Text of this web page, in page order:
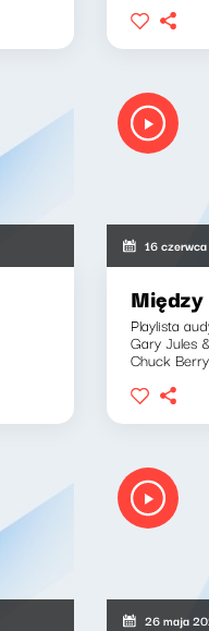
16
Playlista
Gary Jules
Chuck
26 maja